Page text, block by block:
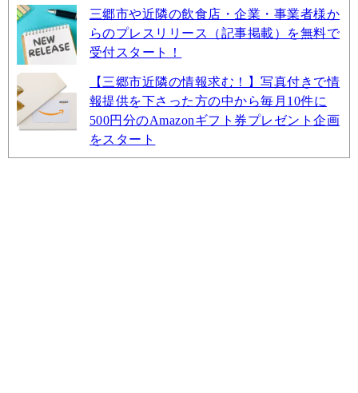
三郷市や近隣の飲食店・企業・事業者様か
らのプレスリリース（記事掲載）を無料で
受付スタート！
【三郷市近隣の情報求む！】写真付きで情
報提供を下さった方の中から毎月10件に
500円分のAmazonギフト券プレゼント企画
をスタート